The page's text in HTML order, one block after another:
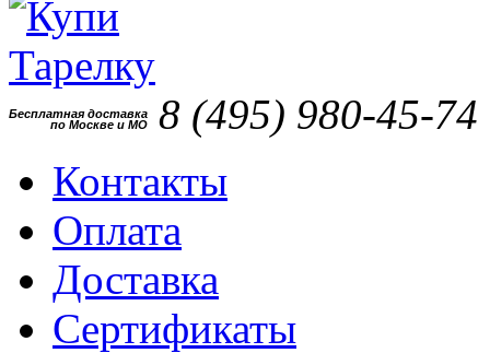
Бесплатная доставка
по Москве и МО
8 (495) 980-45-74
Контакты
Оплата
Доставка
Сертификаты